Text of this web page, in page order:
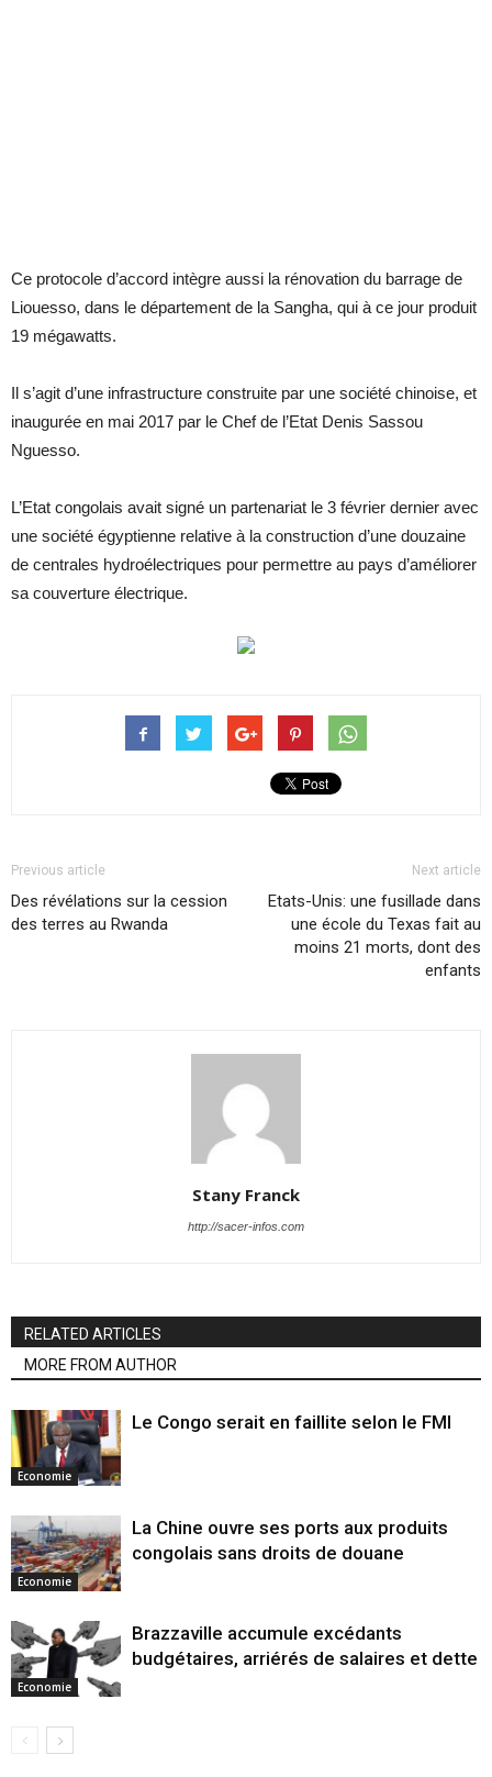
Ce protocole d’accord intègre aussi la rénovation du barrage de
Liouesso, dans le département de la Sangha, qui à ce jour produit
19 mégawatts.
Il s’agit d’une infrastructure construite par une société chinoise, et
inaugurée en mai 2017 par le Chef de l’Etat Denis Sassou
Nguesso.
L’Etat congolais avait signé un partenariat le 3 février dernier avec
une société égyptienne relative à la construction d’une douzaine
de centrales hydroélectriques pour permettre au pays d’améliorer
sa couverture électrique.
Previous article
Des révélations sur la cession
des terres au Rwanda
Next article
Etats-Unis: une fusillade dans
une école du Texas fait au
moins 21 morts, dont des
enfants
Stany Franck
http://sacer-infos.com
RELATED ARTICLES
MORE FROM AUTHOR
Economie
Le Congo serait en faillite selon le FMI
Economie
La Chine ouvre ses ports aux produits
congolais sans droits de douane
Economie
Brazzaville accumule excédants
budgétaires, arriérés de salaires et dette